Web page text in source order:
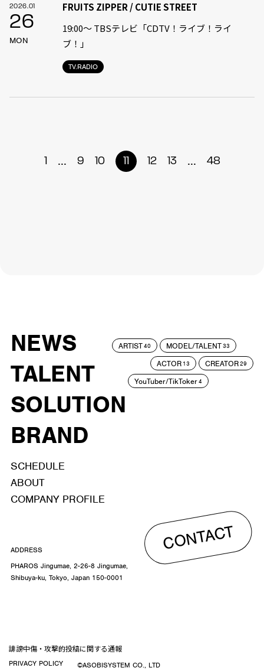
2026.01
26
MON
TV.RADIO
FRUITS ZIPPER / CUTIE STREET
19:00〜 TBSテレビ「CDTV！ライブ！ライ
ブ！」
1 ... 9 10 11 12 13 ... 48
NEWS
TALENT
SOLUTION
BRAND
ARTIST40 MODEL/TALENT33
ACTOR 13 CREATOR29
YouTuber/TikToker4
SCHEDULE
ABOUT
COMPANY PROFILE
CONTACT
ADDRESS
PHAROS Jingumae, 2-26-8 Jingumae,
Shibuya-ku, Tokyo, Japan 150-0001
誹謗中傷・攻撃的投稿に関する通報
PRIVACY POLICY
©ASOBISYSTEM CO., LTD